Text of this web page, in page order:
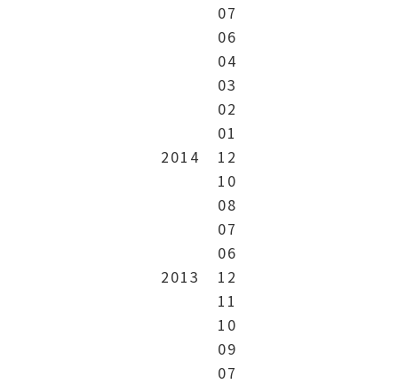
07
06
04
03
02
01
2014
12
10
08
07
06
2013
12
11
10
09
07